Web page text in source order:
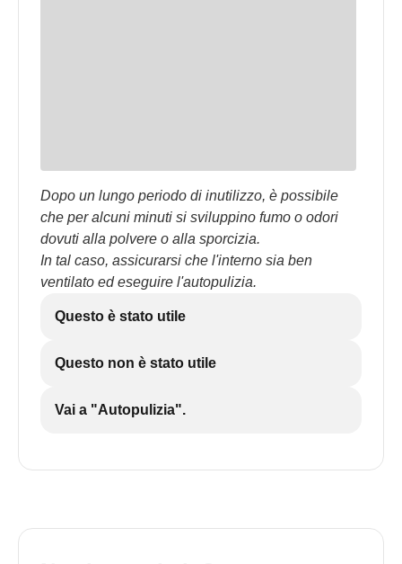
Dopo un lungo periodo di inutilizzo, è possibile
che per alcuni minuti si sviluppino fumo o odori
dovuti alla polvere o alla sporcizia.
In tal caso, assicurarsi che l'interno sia ben
ventilato ed eseguire l'autopulizia.
Questo è stato utile
Questo non è stato utile
Vai a "Autopulizia".